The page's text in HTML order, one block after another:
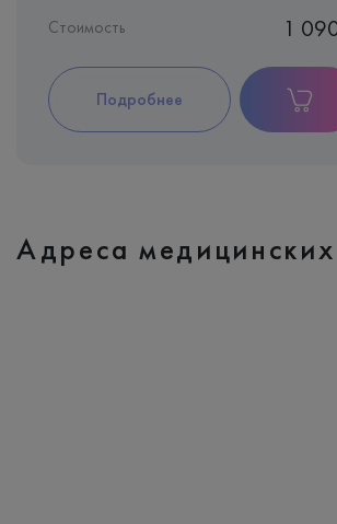
Стоимость 1
Подробнее
Адреса